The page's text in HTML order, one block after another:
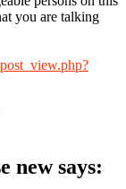
you are talking
new says: